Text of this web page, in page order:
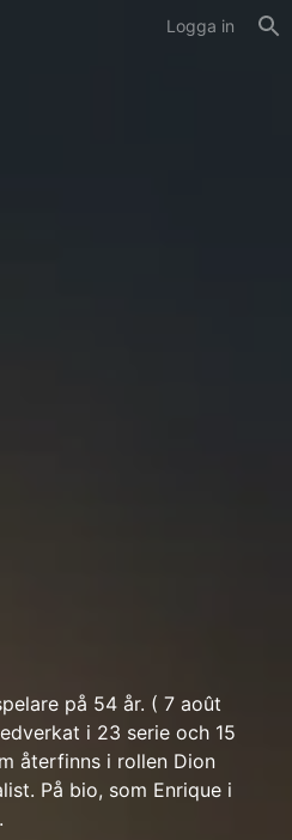
Logga in
på 54 år. ( 7 août
i 23 serie och 15
återfinns i rollen Dion
På bio, som Enrique i